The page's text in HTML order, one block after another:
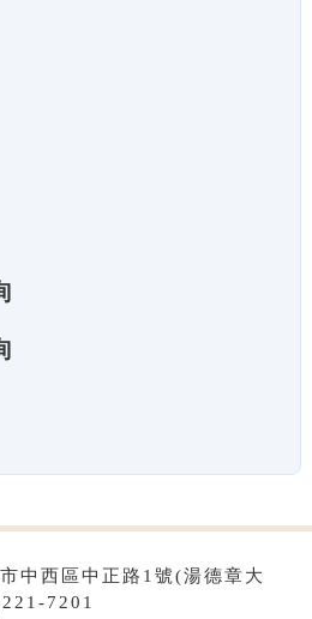
中西區中正路1號(湯德章大
7201